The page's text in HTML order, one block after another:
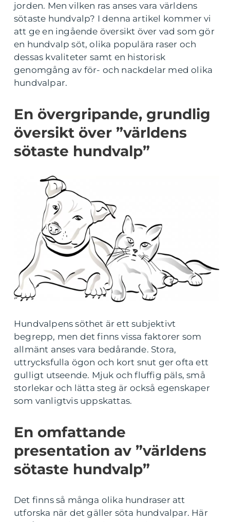
jorden. Men vilken ras anses vara världens
sötaste hundvalp? I denna artikel kommer vi
att ge en ingående översikt över vad som gör
en hundvalp söt, olika populära raser och
dessas kvaliteter samt en historisk
genomgång av för- och nackdelar med olika
hundvalpar.
En övergripande, grundlig
översikt över ”världens
sötaste hundvalp”
Hundvalpens söthet är ett subjektivt
begrepp, men det finns vissa faktorer som
allmänt anses vara bedårande. Stora,
uttrycksfulla ögon och kort snut ger ofta ett
gulligt utseende. Mjuk och fluffig päls, små
storlekar och lätta steg är också egenskaper
som vanligtvis uppskattas.
En omfattande
presentation av ”världens
sötaste hundvalp”
Det finns så många olika hundraser att
utforska när det gäller söta hundvalpar. Här